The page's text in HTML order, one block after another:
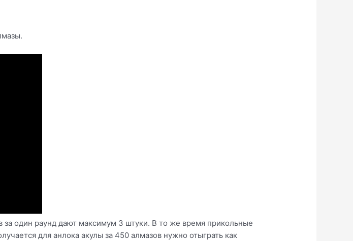
один раунд дают максимум 3 штуки. В то же время прикольные
для анлока акулы за 450 алмазов нужно отыграть как